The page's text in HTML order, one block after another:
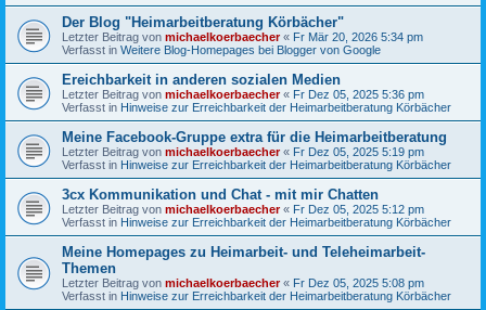
Der Blog "Heimarbeitberatung Körbächer"
Letzter Beitrag von michaelkoerbaecher« Fr Mär 20, 2026 5:34 pm
Verfasst in Weitere Blog-Homepages bei Blogger von Google
Ereichbarkeit in anderen sozialen Medien
Letzter Beitrag von michaelkoerbaecher« Fr Dez 05, 2025 5:36 pm
Verfasst in Hinweise zur Erreichbarkeit der Heimarbeitberatung Körbächer
Meine Facebook-Gruppe extra für die Heimarbeitberatung
Letzter Beitrag von michaelkoerbaecher« Fr Dez 05, 2025 5:19 pm
Verfasst in Hinweise zur Erreichbarkeit der Heimarbeitberatung Körbächer
3cx Kommunikation und Chat - mit mir Chatten
Letzter Beitrag von michaelkoerbaecher« Fr Dez 05, 2025 5:12 pm
Verfasst in Hinweise zur Erreichbarkeit der Heimarbeitberatung Körbächer
Meine Homepages zu Heimarbeit- und Teleheimarbeit-
Themen
Letzter Beitrag von michaelkoerbaecher« Fr Dez 05, 2025 5:08 pm
Verfasst in Hinweise zur Erreichbarkeit der Heimarbeitberatung Körbächer